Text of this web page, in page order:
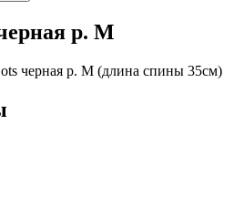
р. M
черная р. M (длина спины 35см)